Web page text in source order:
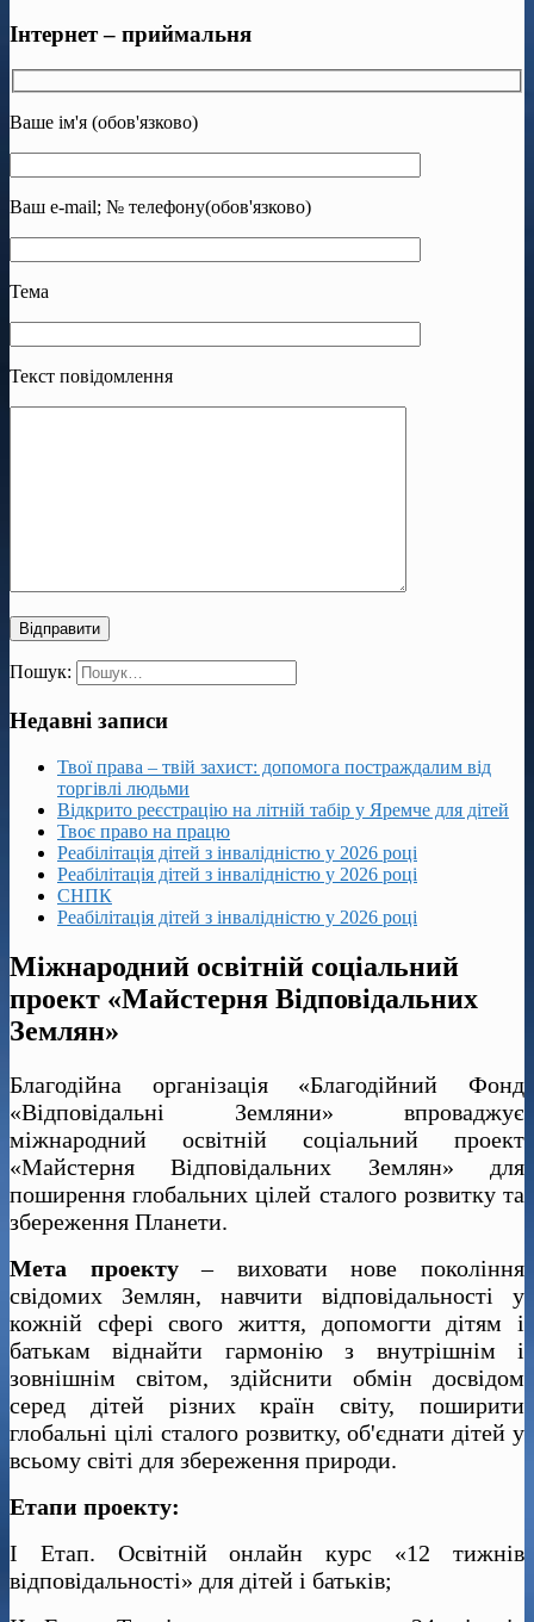
Інтернет – приймальня
Ваше ім'я (обов'язково)
Ваш e-mail; № телефону(обов'язково)
Тема
Текст повідомлення
Пошук:
Недавні записи
Твої права – твій захист: допомога постраждалим від
торгівлі людьми
Відкрито реєстрацію на літній табір у Яремче для дітей
Твоє право на працю
Реабілітація дітей з інвалідністю у 2026 році
Реабілітація дітей з інвалідністю у 2026 році
СНПК
Реабілітація дітей з інвалідністю у 2026 році
Міжнародний освітній соціальний
проект «Майстерня Відповідальних
Землян»
Благодійна організація «Благодійний Фонд
«Відповідальні Земляни» впроваджує
міжнародний освітній соціальний проект
«Майстерня Відповідальних Землян» для
поширення глобальних цілей сталого розвитку та
збереження Планети.
Мета проекту– виховати нове покоління
свідомих Землян, навчити відповідальності у
кожній сфері свого життя, допомогти дітям і
батькам віднайти гармонію з внутрішнім і
зовнішнім світом, здійснити обмін досвідом
серед дітей різних країн світу, поширити
глобальні цілі сталого розвитку, об'єднати дітей у
всьому світі для збереження природи.
Етапи проекту:
I Етап. Освітній онлайн курс «12 тижнів
відповідальності» для дітей і батьків;